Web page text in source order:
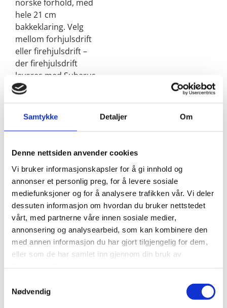
Samtykke Detaljer Om
Denne nettsiden anvender cookies
Vi bruker informasjonskapsler for å gi innhold og
annonser et personlig preg, for å levere sosiale
mediefunksjoner og for å analysere trafikken vår. Vi deler
dessuten informasjon om hvordan du bruker nettstedet
vårt, med partnerne våre innen sosiale medier,
annonsering og analysearbeid, som kan kombinere den
med annen informasjon du har gjort tilgjengelig for dem,
eller som de har samlet inn gjennom din bruk av
Nødvendig
norske forhold, med
hele 21 cm
bakkeklaring. Velg
mellom forhjulsdrift
eller firehjulsdrift –
der firehjulsdrift
leveres med Subarus
X-Mode for optimal
krevende underlag.
Nå med 10 års